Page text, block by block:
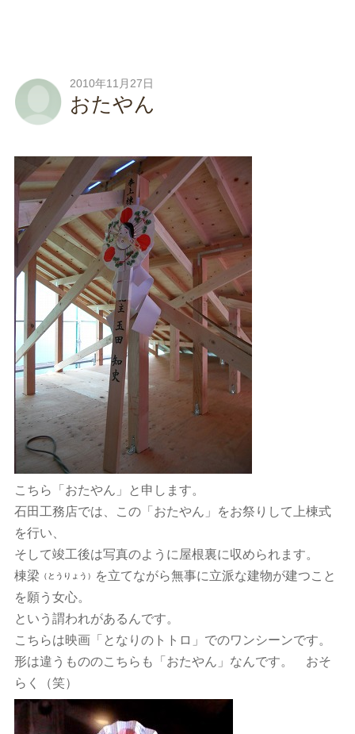
2010年11月27日
おたやん
こちら「おたやん」と申します。
石田工務店では、この「おたやん」をお祭りして上棟式
を行い、
そして竣工後は写真のように屋根裏に収められます。
棟梁 （とうりょう）
を立てながら無事に立派な建物が建つこと
を願う女心。
という謂われがあるんです。
こちらは映画「となりのトトロ」でのワンシーンです。
形は違うもののこちらも「おたやん」なんです。 おそ
らく（笑）